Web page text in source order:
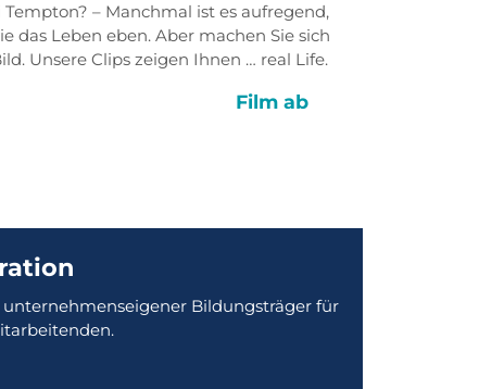
– Manchmal ist es aufregend,
das Leben eben. Aber machen Sie sich
Unsere Clips zeigen Ihnen … real Life.
Film ab
Bildungsträger für